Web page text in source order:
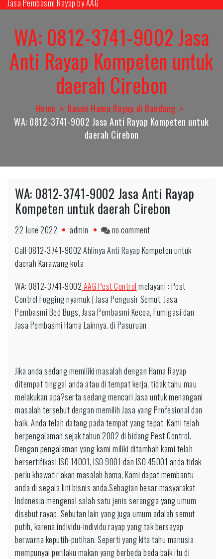
Skip
content
Jasa Pembasmi Rayap by AAG
WA: 0812-3741-9002 Jasa
Anti Rayap Kompeten untuk
daerah Cirebon
Home
Basmi Hama Rayap di Bandung
WA: 0812-3741-9002 Jasa Anti Rayap Kompeten untuk
daerah Cirebon
WA: 0812-3741-9002 Jasa Anti Rayap
Kompeten untuk daerah Cirebon
22 June 2022 admin no commenton
0812-
9002
Jasa
Anti
Rayap
Cirebon
Call 0812-3741-9002 Ahlinya Anti Rayap Kompeten untuk
daerah Karawang kota
WA: 0812-3741-9002 AAG Pest Control melayani : Pest
Control Fogging nyamuk { Jasa Pengusir Semut, Jasa
Pembasmi Bed Bugs, Jasa Pembasmi Kecoa, Fumigasi dan
Jasa Pembasmi Hama Lainnya. di Pasuruan
Jika anda sedang memiliki masalah dengan Hama Rayap
ditempat tinggal anda atau di tempat kerja, tidak tahu mau
melakukan apa?serta sedang mencari Jasa untuk menangani
masalah tersebut dengan memilih Jasa yang Profesional dan
baik. Anda telah datang pada tempat yang tepat. Kami telah
berpengalaman sejak tahun 2002 di bidang Pest Control.
Dengan pengalaman yang kami miliki ditambah kami telah
bersertifikasi ISO 14001, ISO 9001 dan ISO 45001 anda tidak
perlu khawatir akan masalah hama, Kami dapat membantu
anda di segala lini bisnis anda.Sebagian besar masyarakat
Indonesia mengenal salah satu jenis serangga yang umum
disebut rayap. Sebutan lain yang juga umum adalah semut
putih, karena individu-individu rayap yang tak bersayap
berwarna keputih-putihan. Seperti yang kita tahu manusia
mempunyai perilaku makan yang berbeda beda baik itu di